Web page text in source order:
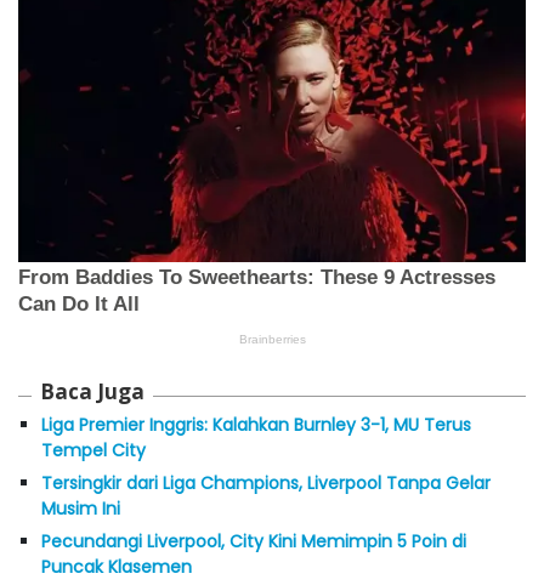
Baca Juga
Liga Premier Inggris: Kalahkan Burnley 3-1, MU Terus
Tempel City
Tersingkir dari Liga Champions, Liverpool Tanpa Gelar
Musim Ini
Pecundangi Liverpool, City Kini Memimpin 5 Poin di
Puncak Klasemen